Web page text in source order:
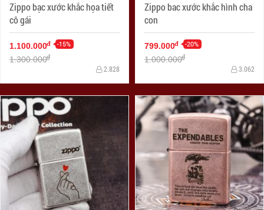
Zippo bạc xước khắc họa tiết
cô gái
1.100.000đ -15%
1.300.000đ
2.828
Zippo bac xước khắc hình cha
con
799.000đ -20%
1.000.000đ
3.062